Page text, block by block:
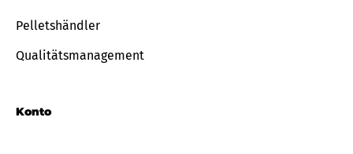
Pelletshändler
Qualitätsmanagement
Konto